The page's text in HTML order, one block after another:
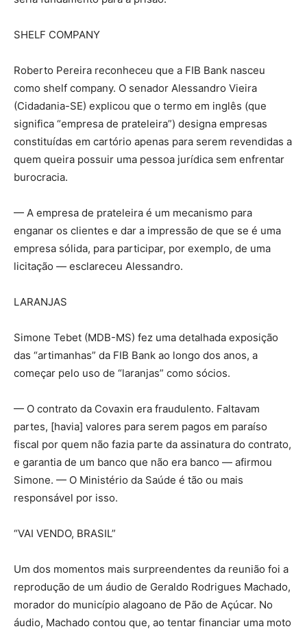
SHELF COMPANY
Roberto Pereira reconheceu que a FIB Bank nasceu
como shelf company. O senador Alessandro Vieira
(Cidadania-SE) explicou que o termo em inglês (que
significa “empresa de prateleira”) designa empresas
constituídas em cartório apenas para serem revendidas a
quem queira possuir uma pessoa jurídica sem enfrentar
burocracia.
— A empresa de prateleira é um mecanismo para
enganar os clientes e dar a impressão de que se é uma
empresa sólida, para participar, por exemplo, de uma
licitação — esclareceu Alessandro.
LARANJAS
Simone Tebet (MDB-MS) fez uma detalhada exposição
das “artimanhas” da FIB Bank ao longo dos anos, a
começar pelo uso de “laranjas” como sócios.
— O contrato da Covaxin era fraudulento. Faltavam
partes, [havia] valores para serem pagos em paraíso
fiscal por quem não fazia parte da assinatura do contrato,
e garantia de um banco que não era banco — afirmou
Simone. — O Ministério da Saúde é tão ou mais
responsável por isso.
“VAI VENDO, BRASIL”
Um dos momentos mais surpreendentes da reunião foi a
reprodução de um áudio de Geraldo Rodrigues Machado,
morador do município alagoano de Pão de Açúcar. No
áudio, Machado contou que, ao tentar financiar uma moto